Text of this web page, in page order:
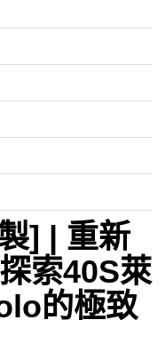
] | 重新
索40S萊
的極致